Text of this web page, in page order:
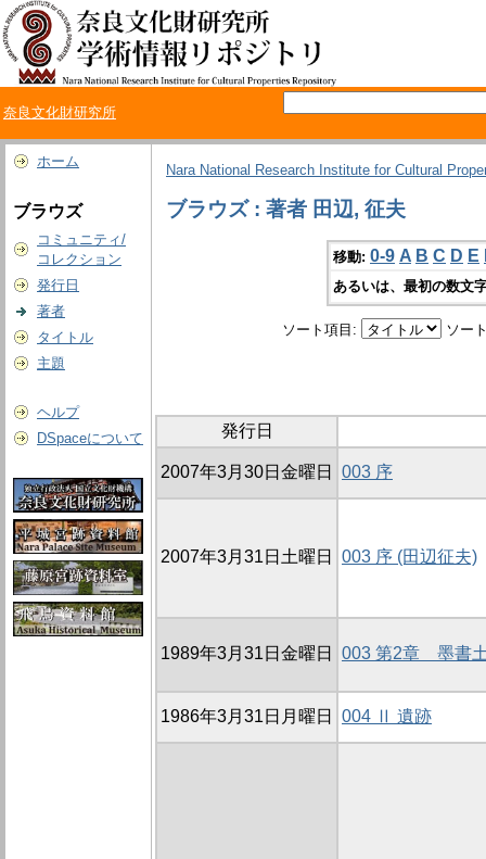
奈良文化財研究所
ホーム
ブラウズ
コミュニティ/
コレクション
発行日
著者
タイトル
主題
ヘルプ
DSpaceについて
Nara National Research Institute for Cultural
ブラウズ : 著者 田辺, 征夫
移動: 0-9 A B C D E
あるいは、最初の数文
ソート項目: ソー
発行日
2007年3月30日金曜日 003 序
2007年3月31日土曜日 003 序 (田辺征夫)
1989年3月31日金曜日 003 第2章 墨書
1986年3月31日月曜日 004 Ⅱ 遺跡